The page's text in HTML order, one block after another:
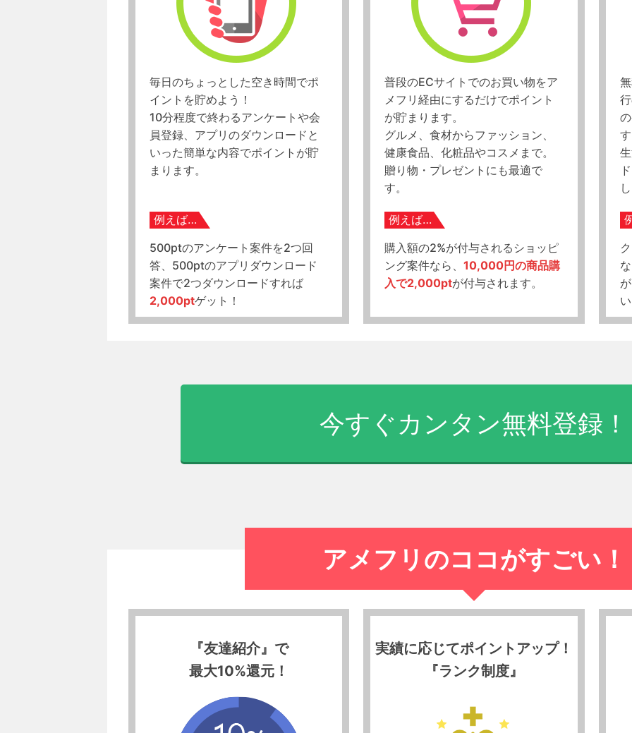
毎日のちょっとした空き時間でポ
イントを貯めよう！
10分程度で終わるアンケートや会
員登録、アプリのダウンロードと
いった簡単な内容でポイントが貯
まります。
例えば…
500ptのアンケート案件を2つ回
答、500ptのアプリダウンロード
案件で2つダウンロードすれば
2,000ptゲット！
普段のECサイトでのお買い物をア
メフリ経由にするだけでポイント
が貯まります。
グルメ、食材からファッション、
健康食品、化粧品やコスメまで。
贈り物・プレゼントにも最適で
す。
例えば…
購入額の2%が付与されるショッピ
ング案件なら、10,000円の商品購
入で2,000ptが付与されます。
今すぐカンタン無料登録！
アメフリのココがすごい！
『友達紹介』で
最大10%還元！
実績に応じてポイントアップ！
『ランク制度』